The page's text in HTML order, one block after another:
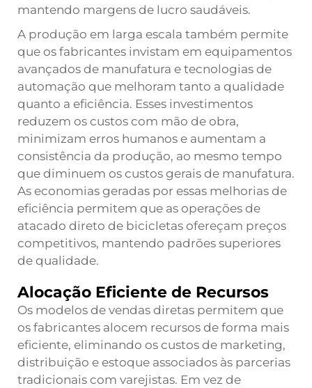
mantendo margens de lucro saudáveis.
A produção em larga escala também permite
que os fabricantes invistam em equipamentos
avançados de manufatura e tecnologias de
automação que melhoram tanto a qualidade
quanto a eficiência. Esses investimentos
reduzem os custos com mão de obra,
minimizam erros humanos e aumentam a
consistência da produção, ao mesmo tempo
que diminuem os custos gerais de manufatura.
As economias geradas por essas melhorias de
eficiência permitem que as operações de
atacado direto de bicicletas ofereçam preços
competitivos, mantendo padrões superiores
de qualidade.
Alocação Eficiente de Recursos
Os modelos de vendas diretas permitem que
os fabricantes alocem recursos de forma mais
eficiente, eliminando os custos de marketing,
distribuição e estoque associados às parcerias
tradicionais com varejistas. Em vez de